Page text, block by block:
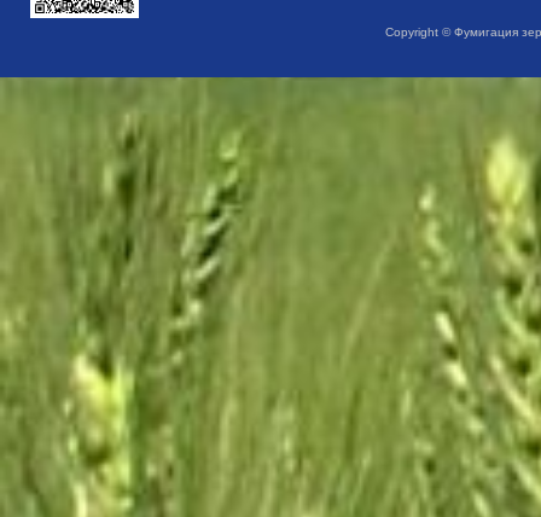
Copyright © Фумигация